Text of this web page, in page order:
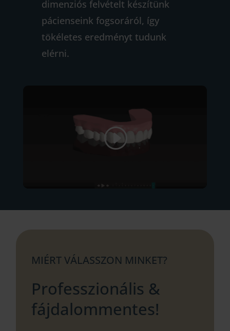
dimenziós felvételt készítünk
pácienseink fogsoráról, így
tökéletes eredményt tudunk
elérni.
MIÉRT VÁLASSZON MINKET?
Professzionális &
fájdalommentes!